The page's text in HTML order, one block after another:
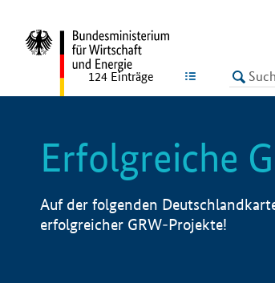
LISTE
124 Einträge
Erfolgreiche
Auf der folgenden
erfolgreicher GRW-Projekte!